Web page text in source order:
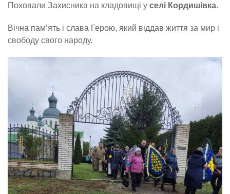
Поховали Захисника на кладовищі у селі Кордишівка.
Вічна памʼять і слава Герою, який віддав життя за мир і
свободу свого народу.